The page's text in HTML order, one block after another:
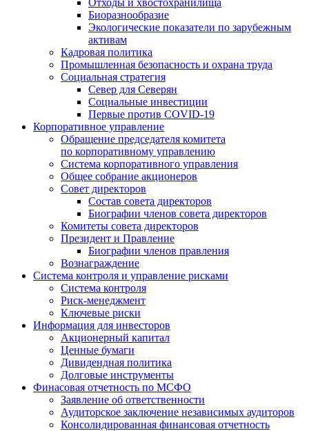
Отходы и хвостохранилища
Биоразнообразие
Экологические показатели по зарубежным
активам
Кадровая политика
Промышленная безопасность и охрана труда
Социальная стратегия
Север для Северян
Социальные инвестиции
Первые против COVID‑19
Корпоративное управление
Обращение председателя комитета
по корпоративному управлению
Система корпоративного управления
Общее собрание акционеров
Совет директоров
Состав совета директоров
Биографии членов совета директоров
Комитеты совета директоров
Президент и Правление
Биографии членов правления
Вознаграждение
Система контроля и управление рисками
Система контроля
Риск-менеджмент
Ключевые риски
Информация для инвесторов
Акционерный капитал
Ценные бумаги
Дивидендная политика
Долговые инструменты
Финасовая отчетность по МСФО
Заявление об ответственности
Аудиторское заключение независимых аудиторов
Консолидированная финансовая отчетность